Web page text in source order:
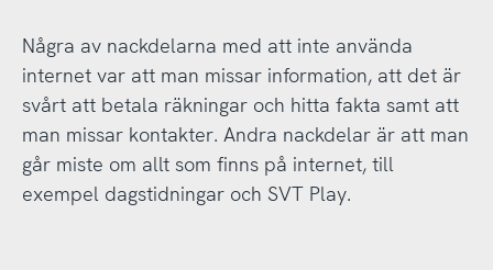
Några av nackdelarna med att inte använda
internet var att man missar information, att det är
svårt att betala räkningar och hitta fakta samt att
man missar kontakter. Andra nackdelar är att man
går miste om allt som finns på internet, till
exempel dagstidningar och SVT Play.